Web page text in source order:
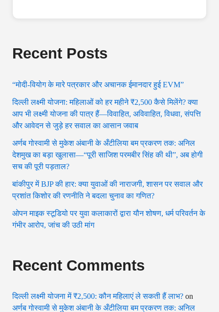
Recent Posts
“मोदी-वियोग के मारे पत्रकार और अचानक ईमानदार हुई EVM”
दिल्ली लक्ष्मी योजना: महिलाओं को हर महीने ₹2,500 कैसे मिलेंगे? क्या
आप भी लक्ष्मी योजना की पात्र हैं—विवाहित, अविवाहित, विधवा, संपत्ति
और आवेदन से जुड़े हर सवाल का आसान जवाब
अर्णब गोस्वामी से मुकेश अंबानी के अँटीलिया बम प्रकरण तक: अनिल
देशमुख का बड़ा खुलासा—“पूरी साजिश परमबीर सिंह की थी”, अब होगी
सच की पूरी पड़ताल?
बांकीपुर में BJP की हार: क्या युवाओं की नाराजगी, शासन पर सवाल और
प्रशांत किशोर की रणनीति ने बदला चुनाव का गणित?
ओपन माइक स्टूडियो पर युवा कलाकारों द्वारा यौन शोषण, धर्म परिवर्तन के
गंभीर आरोप, जांच की उठी मांग
Recent Comments
दिल्ली लक्ष्मी योजना में ₹2,500: कौन महिलाएं ले सकती हैं लाभ? on
अर्णब गोस्वामी से मुकेश अंबानी के अँटीलिया बम प्रकरण तक: अनिल